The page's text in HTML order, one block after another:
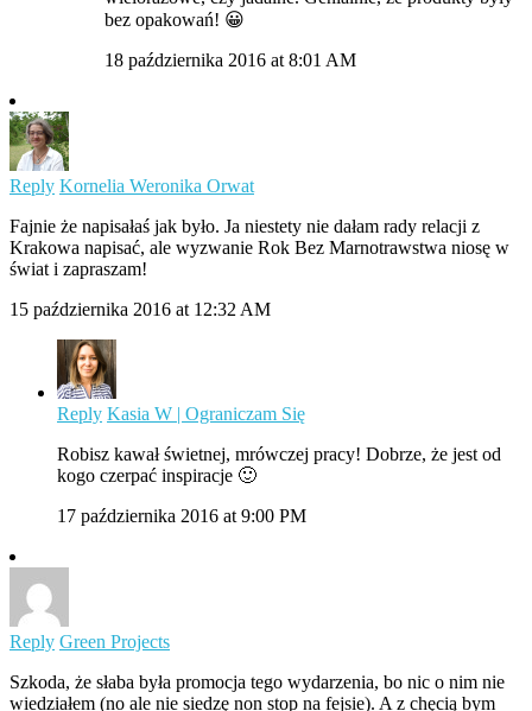
bez opakowań! 😀
18 października 2016 at 8:01 AM
Reply Kornelia Weronika Orwat
Fajnie że napisałaś jak było. Ja niestety nie dałam rady relacji z
Krakowa napisać, ale wyzwanie Rok Bez Marnotrawstwa niosę w
świat i zapraszam!
15 października 2016 at 12:32 AM
Reply Kasia W | Ograniczam Się
Robisz kawał świetnej, mrówczej pracy! Dobrze, że jest od
kogo czerpać inspiracje 🙂
17 października 2016 at 9:00 PM
Reply Green Projects
Szkoda, że słaba była promocja tego wydarzenia, bo nic o nim nie
wiedziałem (no ale nie siedzę non stop na fejsie). A z chęcią bym